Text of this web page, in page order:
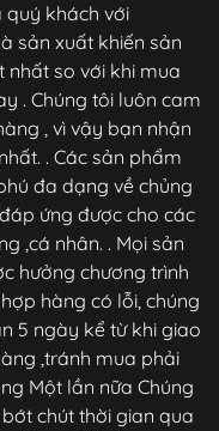
quý khách với
sản xuất khiến sản
so với khi mua
. Chúng tôi luôn cam
, vì vậy bạn nhận
. Các sản phẩm
đa dạng về chủng
ứng được cho các
,cá nhân. . Mọi sản
hưởng chương trình
hàng có lỗi, chúng
5 ngày kể từ khi giao
,tránh mua phải
Một lần nữa Chúng
chút thời gian qua